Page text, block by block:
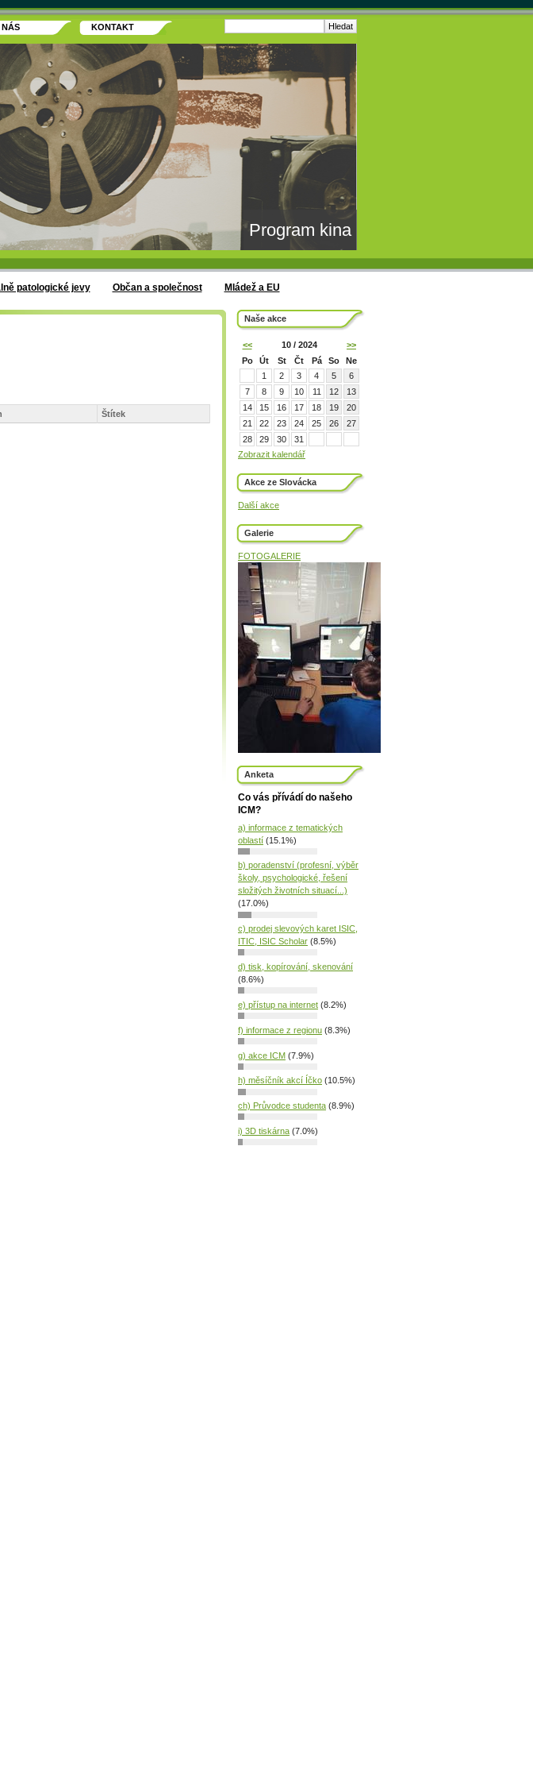
NÁS KONTAKT
Program kina
patologické jevy Občan a společnost Mládež a EU
Naše akce
<< 10 / 2024
>>
Po
Út St Čt Pá So
Ne
1
2 3 4 5
6
7
8 9 10 11 12
13
14
15 16 17 18 19
20
21
22 23 24 25 26
27
28
29 30
31
Zobrazit kalendář
Akce ze Slovácka
Další akce
Galerie
FOTOGALERIE
Anketa
Co vás přívádí do našeho
ICM?
a) informace z tematických
oblastí (15.1%)
b) poradenství (profesní, výběr
školy, psychologické, řešení
složitých životních situací...)
(17.0%)
c) prodej slevových karet ISIC,
ITIC, ISIC Scholar (8.5%)
d) tisk, kopírování, skenování
(8.6%)
e) přístup na internet (8.2%)
f) informace z regionu (8.3%)
g) akce ICM (7.9%)
h) měsíčník akcí Íčko (10.5%)
ch) Průvodce studenta (8.9%)
i) 3D tiskárna (7.0%)
Štítek